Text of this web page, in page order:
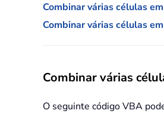
Combinar várias células
Combinar várias células
Combinar várias
O seguinte código VBA